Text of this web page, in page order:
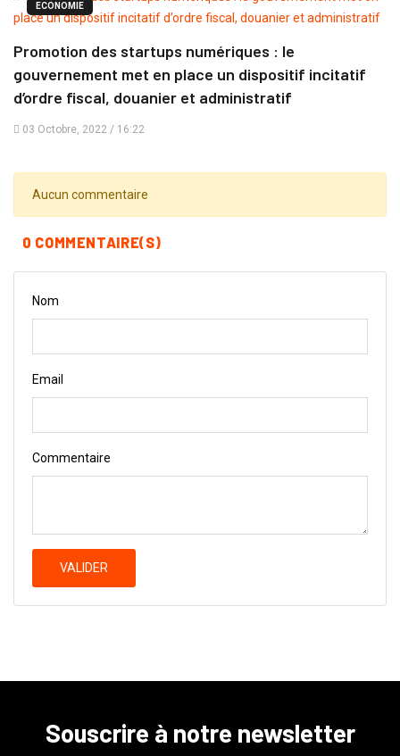
ECONOMIE
Promotion des startups numériques : le
gouvernement met en place un dispositif incitatif
d’ordre fiscal, douanier et administratif
03 Octobre, 2022 / 16:22
Aucun commentaire
0 COMMENTAIRE(S)
Nom
Email
Commentaire
VALIDER
Souscrire à notre newsletter